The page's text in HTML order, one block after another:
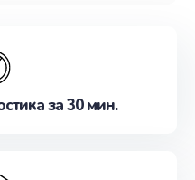
за 30 мин.